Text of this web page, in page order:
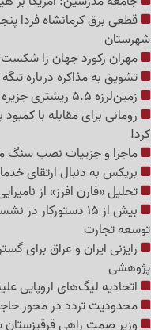
شهرستان
مهران رکورد جهان را شکست؛ 266 هزار تردد در یک
تشویق به مذاکره درباره
زمین‌لرزه 5.5 ریشتری جزیره هالماهرا اندونزی را لرزاند
کرد!
ماجرا و جزییات نصب سنگ
بریکس به دنبال ارتقای
تحلیل «فارن افرز» از
بیش از 15 دستورکار
توسعه تجارت
رایزنی ایران و عراق
پژوهشی
اتحادیه لیگ‌های اروپایی
محدودیت تردد در محور
وزیر صمت راهی